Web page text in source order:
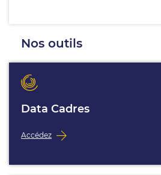
Nos outils
Data Cadres
Accédez